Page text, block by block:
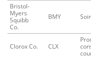
Bristol-
Myers
Squibb
Co.
BMY
Clorox Co. CLX